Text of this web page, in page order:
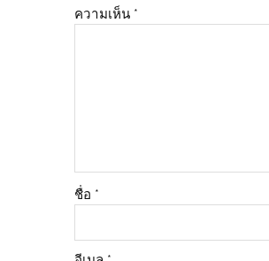
ความเห็น *
ชื่อ *